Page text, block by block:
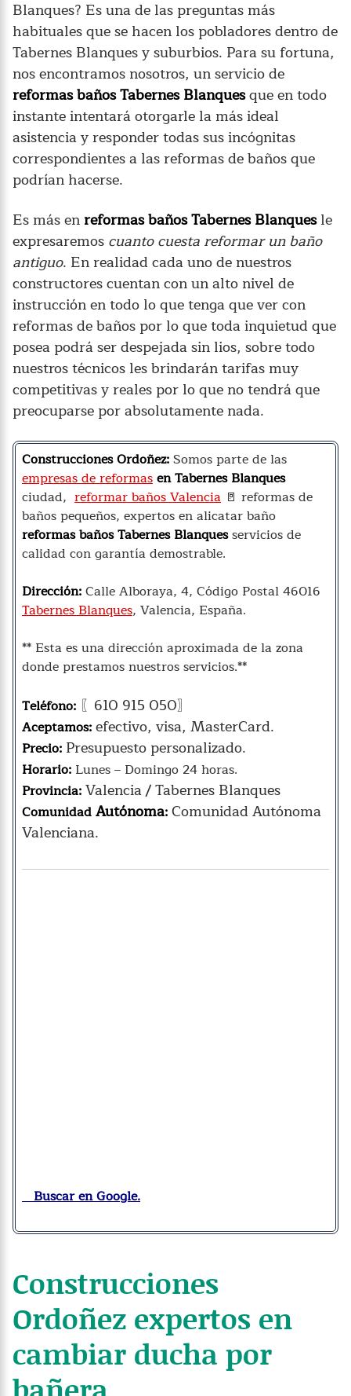
Blanques? Es una de las preguntas más
habituales que se hacen los pobladores dentro de
Tabernes Blanques y suburbios. Para su fortuna,
nos encontramos nosotros, un servicio de
reformas baños Tabernes Blanquesque en todo
instante intentará otorgarle la más ideal
asistencia y responder todas sus incógnitas
correspondientes a las reformas de baños que
podrían hacerse.
Es más enreformas baños Tabernes Blanquesle
expresaremos cuanto cuesta reformar un baño
antiguo. En realidad cada uno de nuestros
constructores cuentan con un alto nivel de
instrucción en todo lo que tenga que ver con
reformas de baños por lo que toda inquietud que
posea podrá ser despejada sin lios, sobre todo
nuestros técnicos les brindarán tarifas muy
competitivas y reales por lo que no tendrá que
preocuparse por absolutamente nada.
Construcciones Ordoñez:Somos parte de las
empresas de reformasen Tabernes Blanques
ciudad, reformar baños Valencia 🚪 reformas de
baños pequeños, expertos en alicatar baño
reformas baños Tabernes Blanquesservicios de
calidad con garantía demostrable.
Dirección:Calle Alboraya, 4, Código Postal 46016
Tabernes Blanques, Valencia, España.
** Esta es una dirección aproximada de la zona
donde prestamos nuestros servicios.**
Teléfono: 〖610 915 050〗
Aceptamos:efectivo, visa, MasterCard.
Precio: Presupuesto personalizado.
Horario: Lunes – Domingo 24 horas.
Provincia:Valencia / Tabernes Blanques
ComunidadAutónoma:Comunidad Autónoma
Valenciana.
Buscar en Google.
Construcciones
Ordoñez expertos en
cambiar ducha por